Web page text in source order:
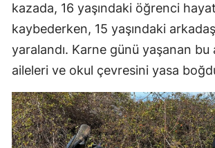
kazada, 16 yaşındaki öğrenci
kaybederken, 15 yaşındaki
yaralandı. Karne günü yaşanan bu
aileleri ve okul çevresini yasa